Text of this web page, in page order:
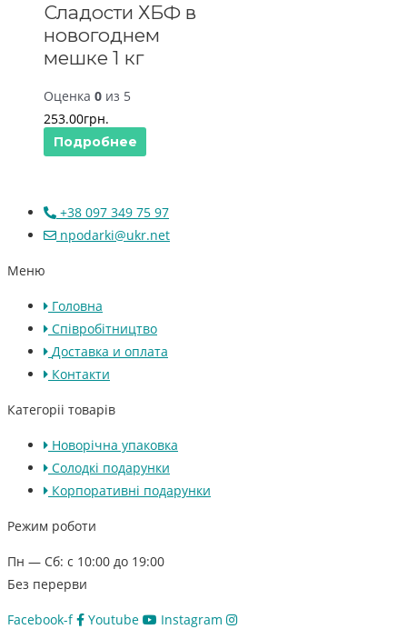
Сладости ХБФ в
новогоднем
мешке 1 кг
Оценка 0 из 5
253.00грн.
Подробнее
+38 097 349 75 97
npodarki@ukr.net
Меню
Головна
Співробітництво
Доставка и оплата
Контакти
Категоріі товарів
Новорічна упаковка
Солодкі подарунки
Корпоративні подарунки
Режим роботи
Пн — Сб: с 10:00 до 19:00
Без перерви
Facebook-f Youtube Instagram